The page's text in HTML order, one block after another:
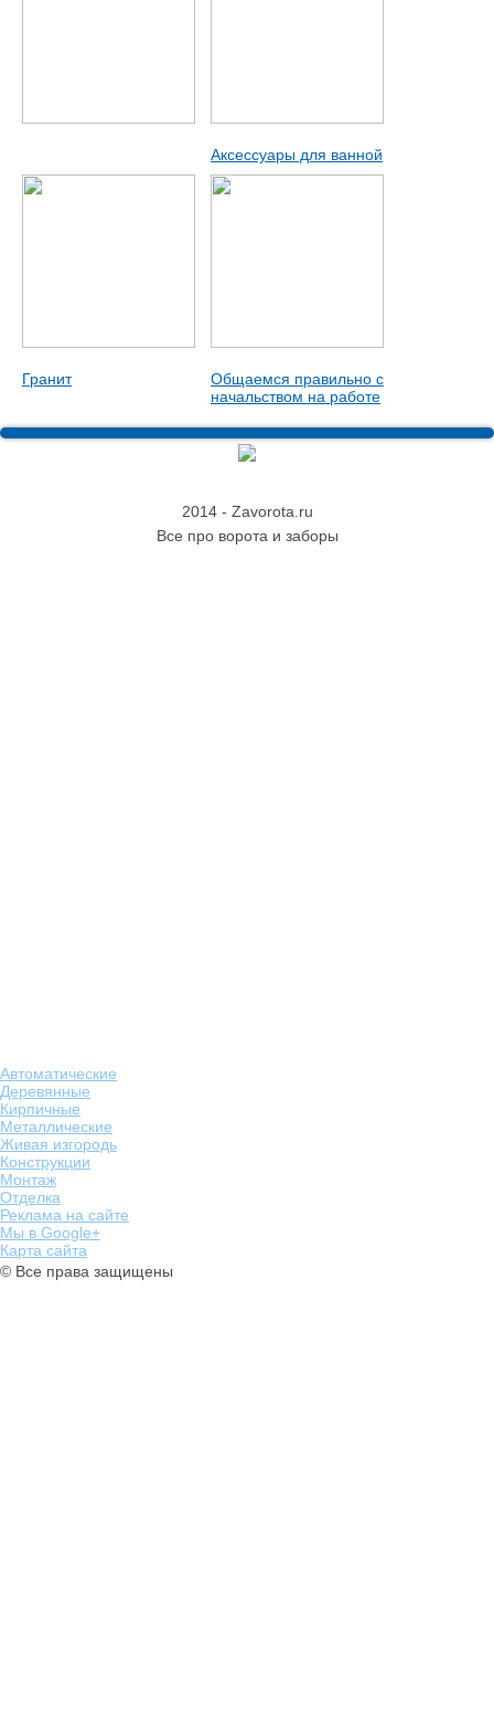
Аксессуары для ванной
Гранит
Общаемся правильно с
начальством на работе
2014 - Zavorota.ru
Все про ворота и заборы
Автоматические
Деревянные
Кирпичные
Металлические
Живая изгородь
Конструкции
Монтаж
Отделка
Реклама на сайте
Мы в Google+
Карта сайта
© Все права защищены